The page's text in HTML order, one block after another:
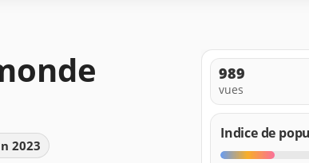
2023
989
vues
Indice de